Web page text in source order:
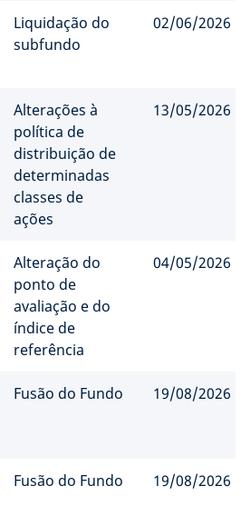
Liquidação do
subfundo
02/06/2026
Alterações à
política de
distribuição de
determinadas
classes de
ações
13/05/2026
Alteração do
ponto de
avaliação e do
índice de
referência
04/05/2026
Fusão do Fundo 19/08/2026
Fusão do Fundo 19/08/2026